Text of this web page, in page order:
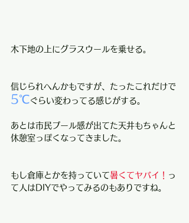
木下地の上にグラスウールを乗せる。
信じられへんかもですが、たったこれだけで
5℃ぐらい変わってる感じがする。
あとは市民プール感が出てた天井もちゃんと
休憩室っぽくなってきました。
もし倉庫とかを持っていて暑くてヤバイ！ っ
て人はDIYでやってみるのもありですね。